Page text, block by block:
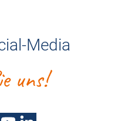
Media
uns!